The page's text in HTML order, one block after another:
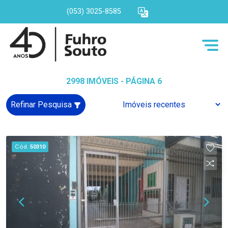
(053) 3025-8585
2998 IMÓVEIS - PÁGINA 6
Refinar Pesquisa
Cód. 50310